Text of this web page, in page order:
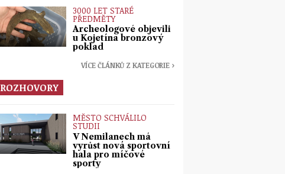
3000 LET STARÉ
PŘEDMĚTY
Archeologové objevili
u Kojetína bronzový
poklad
VÍCE ČLÁNKŮ Z KATEGORIE ›
ROZHOVORY
MĚSTO SCHVÁLILO
STUDII
V Nemilanech má
vyrůst nová sportovní
hala pro míčové
sporty